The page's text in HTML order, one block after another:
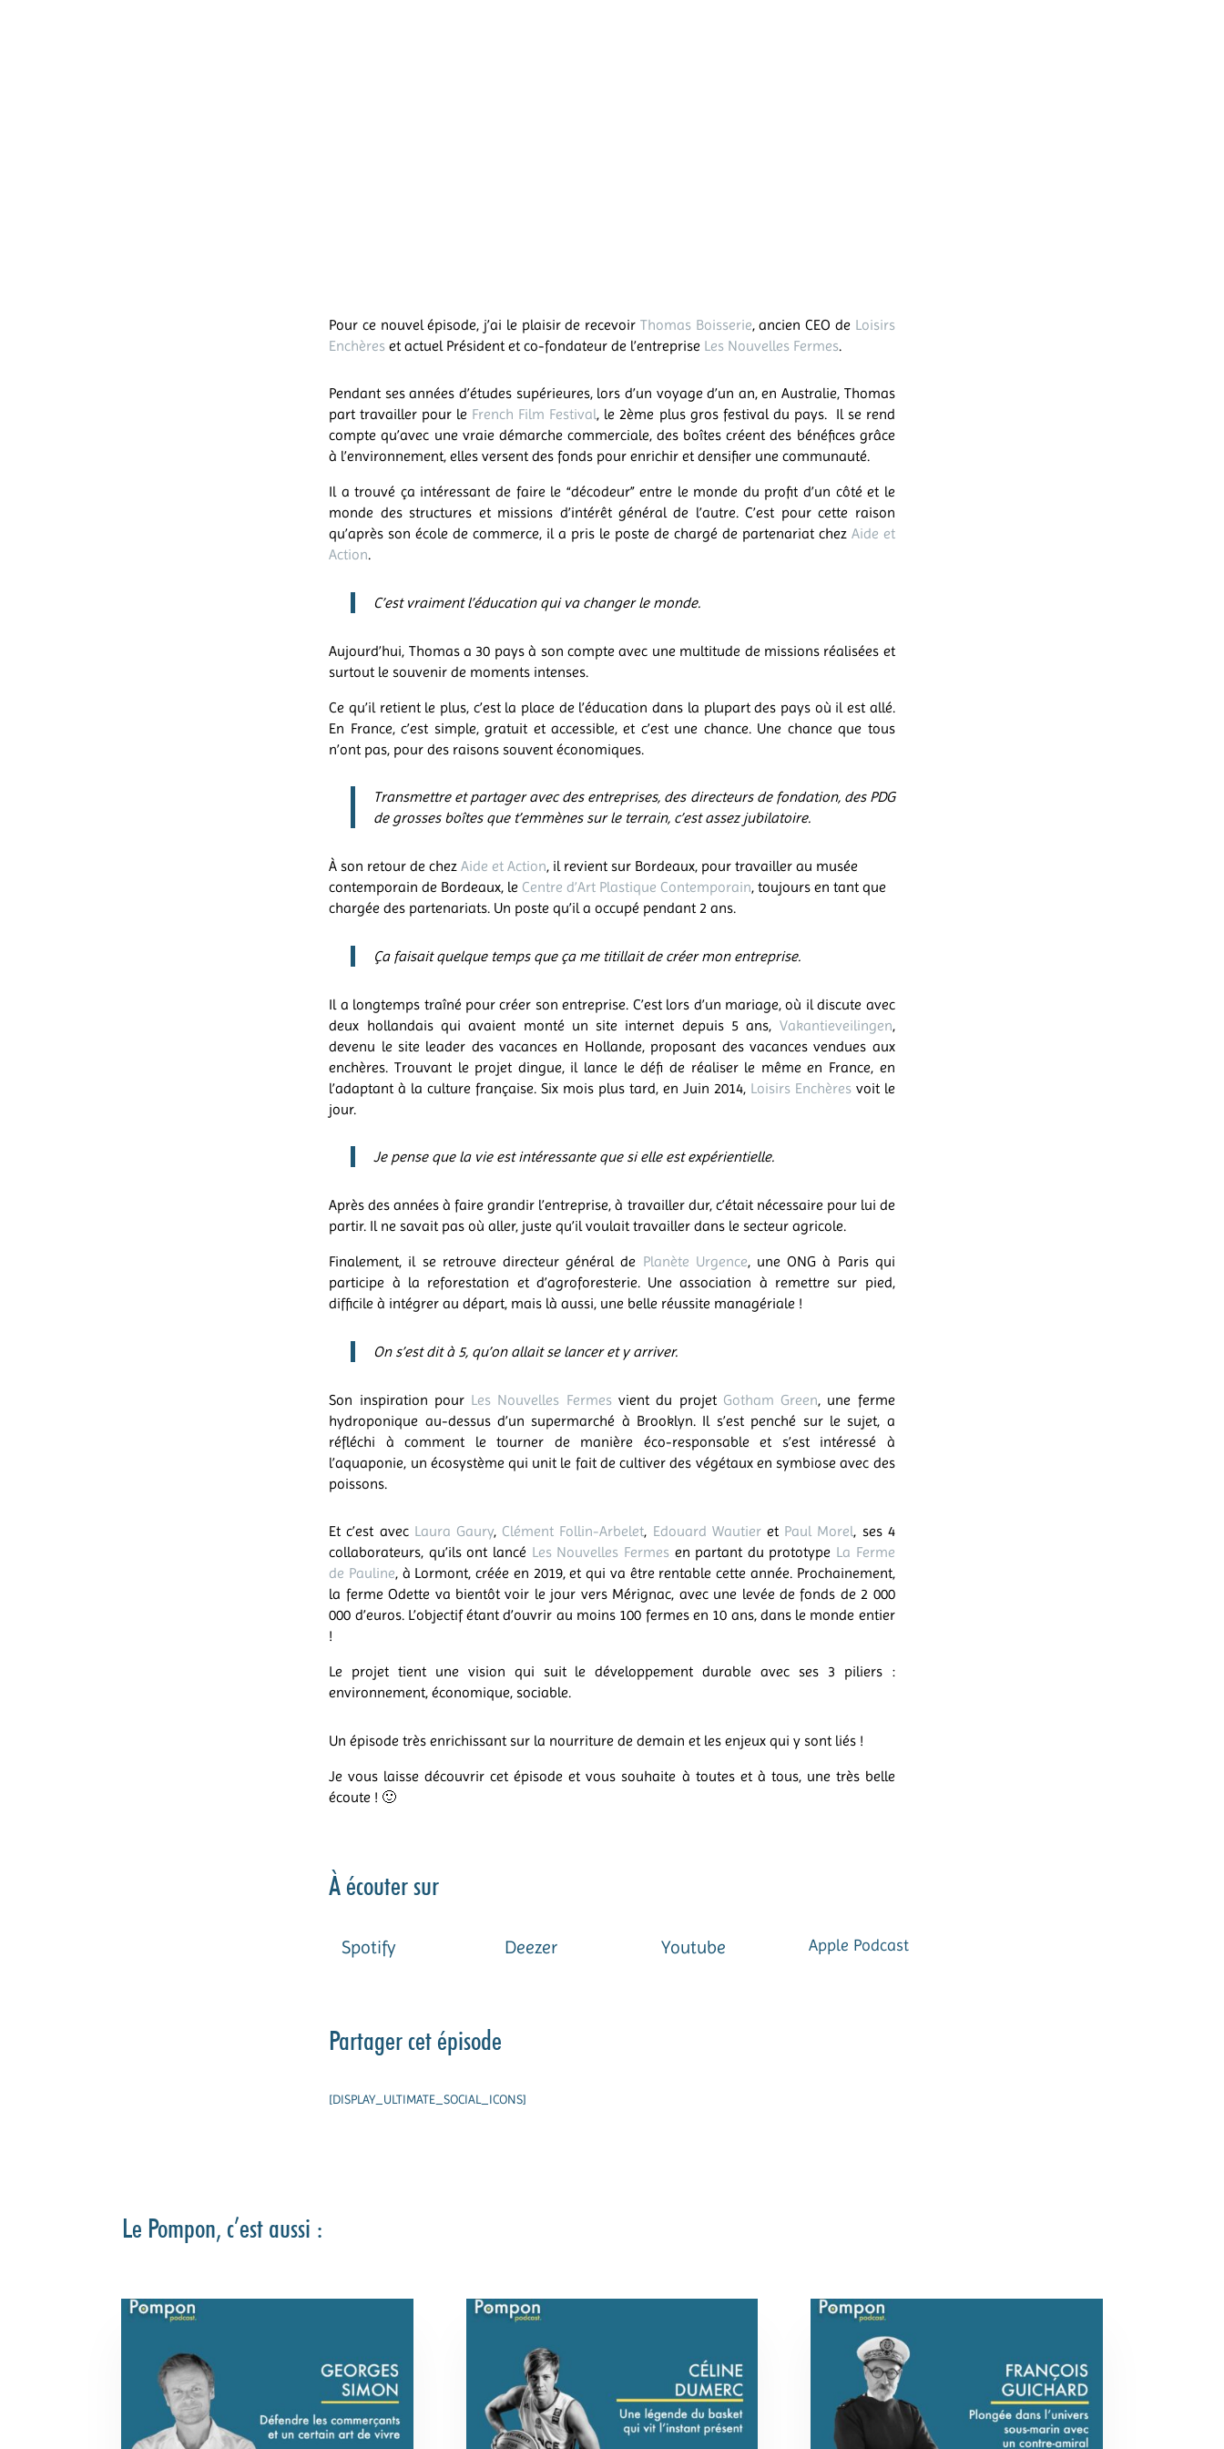
Pour ce nouvel épisode, j’ai le plaisir de recevoir Thomas Boisserie, ancien CEO de Loisirs
Enchères et actuel Président et co-fondateur de l’entreprise Les Nouvelles Fermes.
Pendant ses années d’études supérieures, lors d’un voyage d’un an, en Australie, Thomas
part travailler pour le French Film Festival, le 2ème plus gros festival du pays. Il se rend
compte qu’avec une vraie démarche commerciale, des boîtes créent des bénéfices grâce
à l’environnement, elles versent des fonds pour enrichir et densifier une communauté.
Il a trouvé ça intéressant de faire le “décodeur” entre le monde du profit d’un côté et le
monde des structures et missions d’intérêt général de l’autre. C’est pour cette raison
qu’après son école de commerce, il a pris le poste de chargé de partenariat chez Aide et
Action.
C’est vraiment l’éducation qui va changer le monde.
Aujourd’hui, Thomas a 30 pays à son compte avec une multitude de missions réalisées et
surtout le souvenir de moments intenses.
Ce qu’il retient le plus, c’est la place de l’éducation dans la plupart des pays où il est allé.
En France, c’est simple, gratuit et accessible, et c’est une chance. Une chance que tous
n’ont pas, pour des raisons souvent économiques.
Transmettre et partager avec des entreprises, des directeurs de fondation, des PDG
de grosses boîtes que t’emmènes sur le terrain, c’est assez jubilatoire.
À son retour de chezAide et Action, il revient sur Bordeaux, pour travailler au musée
contemporain de Bordeaux, le Centre d’Art Plastique Contemporain, toujours en tant que
chargée des partenariats. Un poste qu’il a occupé pendant 2 ans.
Ça faisait quelque temps que ça me titillait de créer mon entreprise.
Il a longtemps traîné pour créer son entreprise. C’est lors d’un mariage, où il discute avec
deux hollandais qui avaient monté un site internet depuis 5 ans, Vakantieveilingen,
devenu le site leader des vacances en Hollande, proposant des vacances vendues aux
enchères. Trouvant le projet dingue, il lance le défi de réaliser le même en France, en
l’adaptant à la culture française. Six mois plus tard, en Juin 2014, Loisirs Enchèresvoit le
jour.
Je pense que la vie est intéressante que si elle est expérientielle.
Après des années à faire grandir l’entreprise, à travailler dur, c’était nécessaire pour lui de
partir. Il ne savait pas où aller, juste qu’il voulait travailler dans le secteur agricole.
Finalement, il se retrouve directeur général de Planète Urgence, une ONG à Paris qui
participe à la reforestation et d’agroforesterie. Une association à remettre sur pied,
difficile à intégrer au départ, mais là aussi, une belle réussite managériale !
On s’est dit à 5, qu’on allait se lancer et y arriver.
Son inspiration pour Les Nouvelles Fermesvient du projet Gotham Green, une ferme
hydroponique au-dessus d’un supermarché à Brooklyn. Il s’est penché sur le sujet, a
réfléchi à comment le tourner de manière éco-responsable et s’est intéressé à
l’aquaponie, un écosystème qui unit le fait de cultiver des végétaux en symbiose avec des
poissons.
Et c’est avec Laura Gaury, Clément Follin-Arbelet, Edouard Wautieret Paul Morel, ses 4
collaborateurs, qu’ils ont lancé Les Nouvelles Fermesen partant du prototype La Ferme
de Pauline, à Lormont, créée en 2019, et qui va être rentable cette année. Prochainement,
la ferme Odette va bientôt voir le jour vers Mérignac, avec une levée de fonds de 2 000
000 d’euros. L’objectif étant d’ouvrir au moins 100 fermes en 10 ans, dans le monde entier
!
Le projet tient une vision qui suit le développement durable avec ses 3 piliers :
environnement, économique, sociable.
Un épisode très enrichissant sur la nourriture de demain et les enjeux qui y sont liés !
Je vous laisse découvrir cet épisode et vous souhaite à toutes et à tous, une très belle
écoute ! 🙂
À écouter sur
Spotify Deezer Youtube Apple Podcast
Partager cet épisode
[DISPLAY_ULTIMATE_SOCIAL_ICONS]
Le Pompon, c’est aussi :